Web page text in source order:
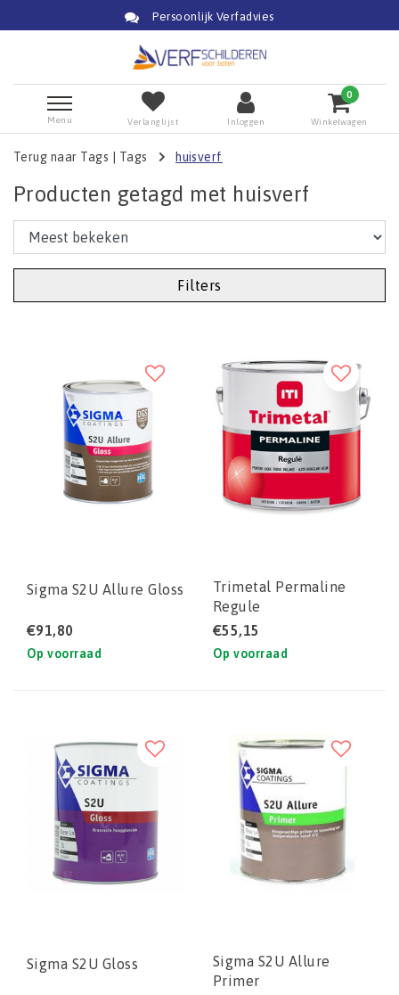
Persoonlijk Verfadvies
Menu Verlanglijst Inloggen
0
Winkelwagen
Terug naar Tags Tags huisverf
Producten getagd met huisverf
Filters
Sigma S2U Allure Gloss
€91,80
Op voorraad
Trimetal Permaline
Regule
€55,15
Op voorraad
Sigma S2U Gloss
Sigma S2U Allure
Primer